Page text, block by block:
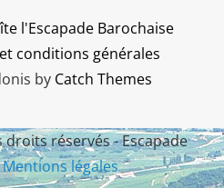
l'Escapade Barochaise
conditions générales
by Catch Themes
droits réservés - Escapade
Mentions légales